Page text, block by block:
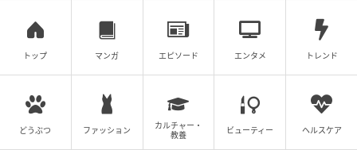
※ 4位以下には「スクラビングバブル」「リンレイ・
ウルトラハードクリーナー バス用」「おふろのルッ
の優劣を競うものではないことをご理解ください。
※第1位および第2位の洗剤における「こすらずに流す
トップ マンガ エピソード エンタメ トレンド
どうぶつ ファッション
カルチャー・
教養
ビューティー ヘルスケア